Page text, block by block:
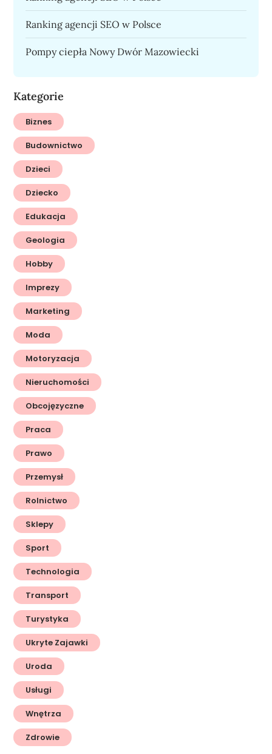
Ranking agencji SEO w Polsce
Pompy ciepła Nowy Dwór Mazowiecki
Kategorie
Biznes
Budownictwo
Dzieci
Dziecko
Edukacja
Geologia
Hobby
Imprezy
Marketing
Moda
Motoryzacja
Nieruchomości
Obcojęzyczne
Praca
Prawo
Przemysł
Rolnictwo
Sklepy
Sport
Technologia
Transport
Turystyka
Ukryte Zajawki
Uroda
Usługi
Wnętrza
Zdrowie